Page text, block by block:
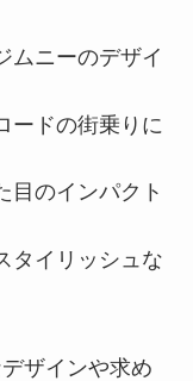
ムニーのデザイ
ードの街乗りに
目のインパクト
タイリッシュな
ザインや求め